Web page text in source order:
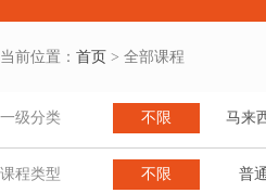
当前位置： 首页 > 全部课程
一级分类 不限 马来
课程类型 不限 普